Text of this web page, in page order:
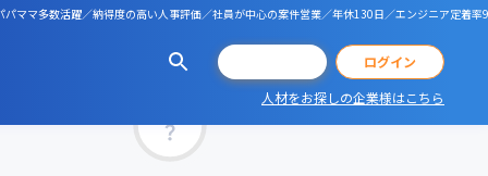
ママ多数活躍／納得度の高い人事評価／社員が中心の案件営業／年休130日／エンジニア定着率
ログイン
人材をお探しの企業様はこちら